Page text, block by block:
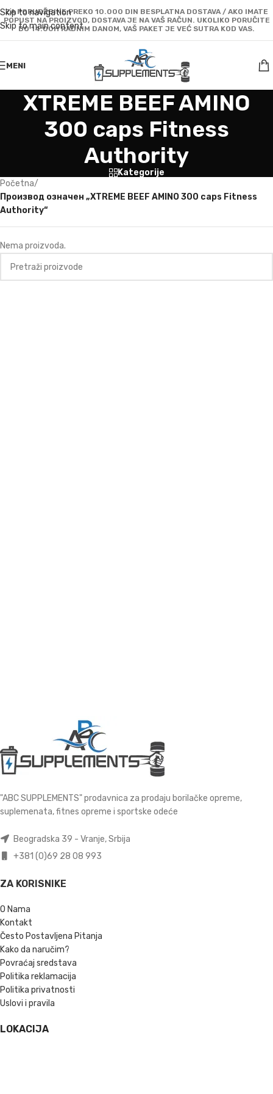
Skip to navigation
Skip to main content
ZA PORUDŽBINE PREKO 10.000 DIN BESPLATNA DOSTAVA / AKO IMATE
POPUST NA PROIZVOD, DOSTAVA JE NA VAŠ RAČUN. UKOLIKO PORUČITE
DO 14:00H RADNIM DANOM, VAŠ PAKET JE VEĆ SUTRA KOD VAS.
MENI
XTREME BEEF AMINO
300 caps Fitness
Authority
Kategorije
Početna/
Производ oзначен „XTREME BEEF AMINO 300 caps Fitness
Authority“
Nema proizvoda.
"ABC SUPPLEMENTS" prodavnica za prodaju borilačke opreme,
suplemenata, fitnes opreme i sportske odeće
Beogradska 39 - Vranje, Srbija
+381 (0)69 28 08 993
ZA KORISNIKE
O Nama
Kontakt
Često Postavljena Pitanja
Kako da naručim?
Povraćaj sredstava
Politika reklamacija
Politika privatnosti
Uslovi i pravila
LOKACIJA